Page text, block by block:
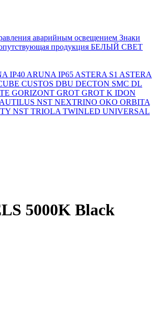
аварийным освещением Знаки
продукция БЕЛЫЙ СВЕТ
IP40 ARUNA IP65 ASTERA S1 ASTERA
CUSTOS DBU DECTON SMC DL
GORIZONT GROT GROT K IDON
NST NEXTRINO OKO ORBITA
NST TRIOLA TWINLED UNIVERSAL
5000K Black